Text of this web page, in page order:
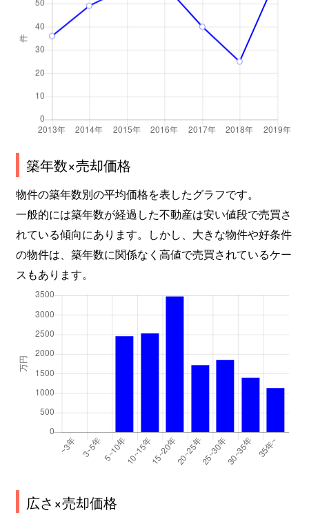
築年数×売却価格
物件の築年数別の平均価格を表したグラフです。
一般的には築年数が経過した不動産は安い値段で売買さ
れている傾向にあります。しかし、大きな物件や好条件
の物件は、築年数に関係なく高値で売買されているケー
スもあります。
広さ×売却価格